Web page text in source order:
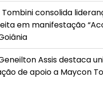
consolida
em manifestação
Assis destaca
de apoio a Maycon